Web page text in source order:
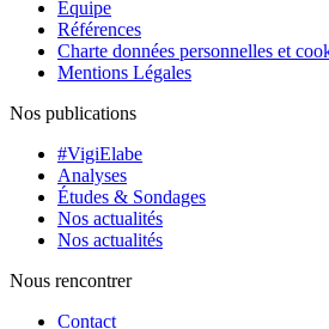
Équipe
Références
Charte données personnelles et
Mentions Légales
Nos publications
#VigiElabe
Analyses
Études & Sondages
Nos actualités
Nos actualités
Nous rencontrer
Contact